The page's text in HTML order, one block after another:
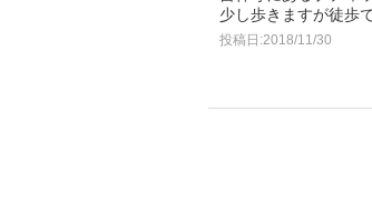
少し歩きますが徒歩
投稿日:2018/11/30